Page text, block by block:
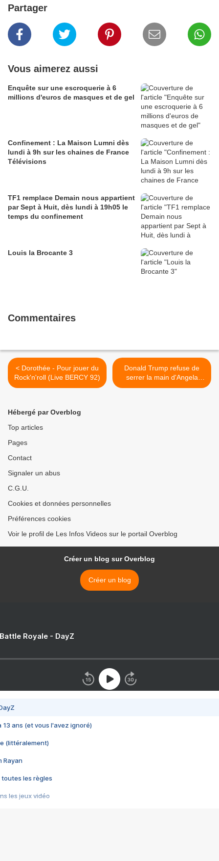
Partager
Vous aimerez aussi
Enquête sur une escroquerie à 6
millions d'euros de masques et de gel
Confinement : La Maison Lumni dès
lundi à 9h sur les chaines de France
Télévisions
TF1 remplace Demain nous appartient
par Sept à Huit, dès lundi à 19h05 le
temps du confinement
Louis la Brocante 3
Commentaires
< Dorothée - Pour jouer du
Rock'n'roll (Live BERCY 92)
Donald Trump refuse de
serrer la main d'Angela
Merkel à la Maison Blanche
Hébergé par Overblog
Top articles
Pages
Contact
Signaler un abus
C.G.U.
Cookies et données personnelles
Préférences cookies
Voir le profil de Les Infos Videos sur le portail Overblog
Créer un blog sur Overblog
Créer un blog
Royale - DayZ
13 ans (et vous l'avez ignoré)
(littéralement)
Rayan
toutes les règles
les jeux vidéo